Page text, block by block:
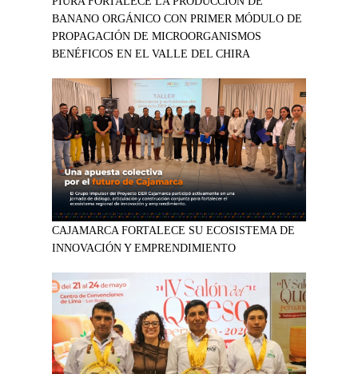
BANANO ORGÁNICO CON PRIMER MÓDULO DE
PROPAGACIÓN DE MICROORGANISMOS
BENÉFICOS EN EL VALLE DEL CHIRA
CAJAMARCA FORTALECE SU ECOSISTEMA DE
INNOVACIÓN Y EMPRENDIMIENTO